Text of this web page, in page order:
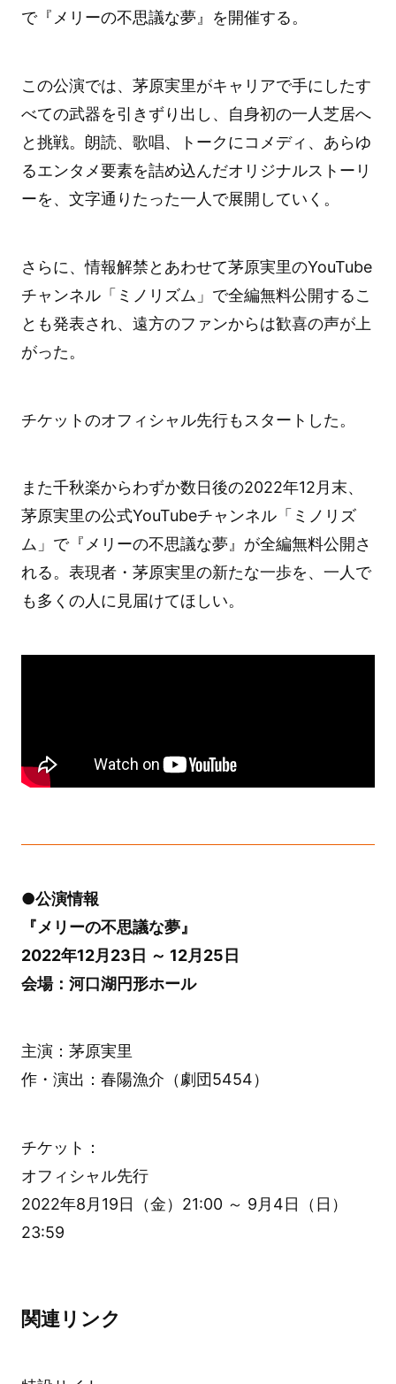
で『メリーの不思議な夢』を開催する。
この公演では、茅原実里がキャリアで手にしたす
べての武器を引きずり出し、自身初の一人芝居へ
と挑戦。朗読、歌唱、トークにコメディ、あらゆ
るエンタメ要素を詰め込んだオリジナルストーリ
ーを、文字通りたった一人で展開していく。
さらに、情報解禁とあわせて茅原実里のYouTube
チャンネル「ミノリズム」で全編無料公開するこ
とも発表され、遠方のファンからは歓喜の声が上
がった。
チケットのオフィシャル先行もスタートした。
また千秋楽からわずか数日後の2022年12月末、
茅原実里の公式YouTubeチャンネル「ミノリズ
ム」で『メリーの不思議な夢』が全編無料公開さ
れる。表現者・茅原実里の新たな一歩を、一人で
も多くの人に見届けてほしい。
●公演情報
『メリーの不思議な夢』
2022年12月23日 ～ 12月25日
会場：河口湖円形ホール
主演：茅原実里
作・演出：春陽漁介（劇団5454）
チケット：
オフィシャル先行
2022年8月19日（金）21:00 ～ 9月4日（日）
23:59
関連リンク